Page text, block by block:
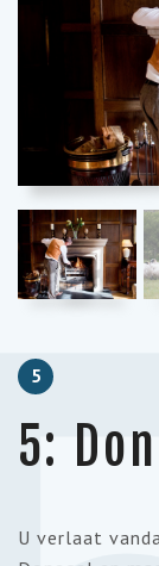
5
5:
U verlaat